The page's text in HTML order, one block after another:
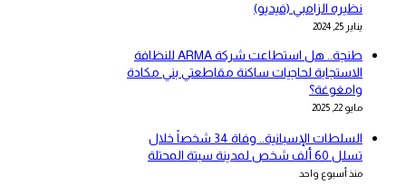
نظيره الزامبي (فيديو)
يناير 25, 2024
طنجة.. هل استطاعت شركة ARMA للنظافة
الاستجابة لحاجيات ساكنة مقاطعتي بني مكادة
وامغوغة؟
مايو 22, 2025
السلطات الإسبانية.. وفاة 34 شخصاً خلال
تسلل 60 ألف شخص لمدينة سبتة المحتلة
منذ أسبوع واحد